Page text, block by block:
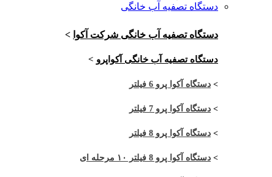
دستگاه تصفیه آب خانگی
دستگاه تصفیه آب خانگی شرکت آکوا >
دستگاه تصفیه آب خانگی آکواپرو >
> دستگاه آکوا پرو 6 فیلتر
> دستگاه آکوا پرو 7 فیلتر
> دستگاه آکوا پرو 8 فیلتر
> دستگاه آکوا پرو 8 فیلتر ۱۰ مرحله ای